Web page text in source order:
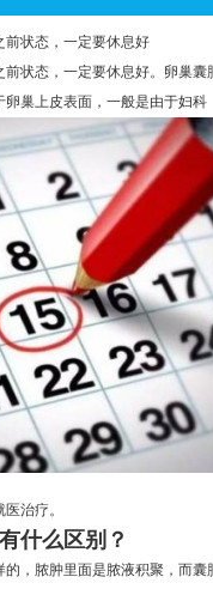
前状态，一定要休息好
前状态，一定要休息好。卵巢囊
卵巢上皮表面，一般是由于妇科
治疗。
什么区别？
，脓肿里面是脓液积聚，而囊